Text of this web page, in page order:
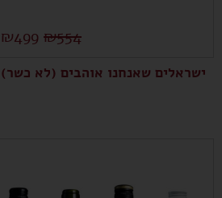
₪554
₪499
ישראלים שאנחנו אוהבים (לא כשר)